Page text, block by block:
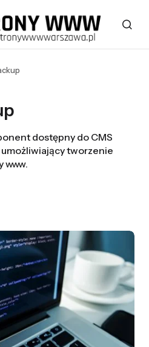
dostępny do CMS
tworzenie
www.